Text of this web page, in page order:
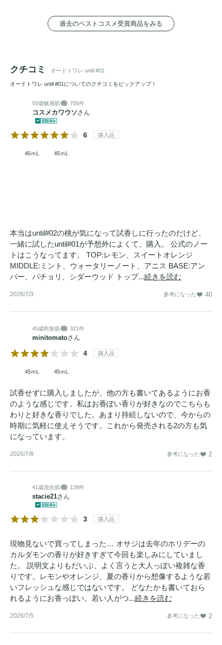
ベース：アンバー、パチョリ、シダーウッド
＊国産天然香料：レモン果皮油（瀬戸内産）
過去のベストコスメ受賞商品をみる
クチコミ オードトワレ until #01
オードトワレ until #01についてのクチコミをピックアップ！
50歳敏感肌 705件
コスメカワウソさん
6 購入品
45ｍL 45ｍL
本当はuntil#02の桃が気になって試香しに行ったのだけど、
一緒に試したuntil#01が予想外によくて、購入。 公式のノー
トはこうなってます。 TOP:レモン、スイートオレンジ
MIDDLE:ミント、ウォータリーノート、アニス BASE:アン
バー、パチョリ、シダーウッド トップ...続きを読む
2026/7/3 参考になった 40
45歳乾燥肌 321件
minitomatoさん
4 購入品
45ｍL 45ｍL
試香せずに購入しましたが、他の方も書いてあるようにお香
のような感じです。私はお香ぽい香りが好きなのでこちらも
わりと好きな香りでした。あまり持続しないので、今からの
時期に気軽に使えそうです。これから発売される2の方も気
になっています。
2026/7/8 参考になった 2
41歳混合肌 128件
stacie21さん
3 購入品
現物見ないで買ってしまった… オサジは去年のホリデーの
カルダモンの香りが好きすぎて今回も楽しみにしていまし
た。 説明文よりもだいぶ、よく言うと大人っぽい複雑な香
りです。レモンやオレンジ、夏の香りから想像するような若
いフレッシュな感じではないです。 どなたかも書いておら
れるようにお香っぽい。若い人がつ...続きを読む
2026/7/5 参考になった 2